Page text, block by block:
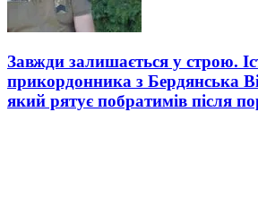
Завжди залишається у строю.
прикордонника з Бердянська
який рятує побратимів після